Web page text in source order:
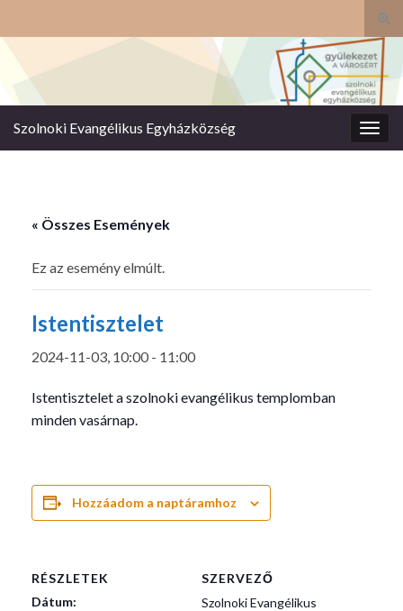
Szolnoki Evangélikus Egyházközség
« Összes Események
Ez az esemény elmúlt.
Istentisztelet
2024-11-03, 10:00 - 11:00
Istentisztelet a szolnoki evangélikus templomban
minden vasárnap.
Hozzáadom a naptáramhoz
RÉSZLETEK
Dátum:
SZERVEZŐ
Szolnoki Evangélikus